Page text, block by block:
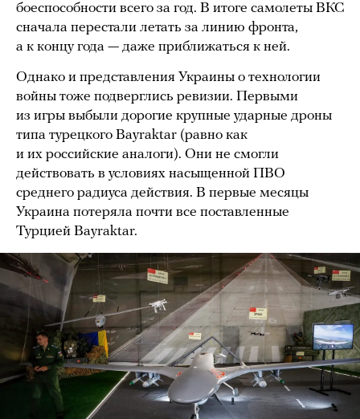
боеспособности всего за год. В итоге самолеты ВКС
сначала перестали летать за линию фронта,
а к концу года — даже приближаться к ней.
Однако и представления Украины о технологии
войны тоже подверглись ревизии. Первыми
из игры выбыли дорогие крупные ударные дроны
типа турецкого Bayraktar (равно как
и их российские аналоги). Они не смогли
действовать в условиях насыщенной ПВО
среднего радиуса действия. В первые месяцы
Украина потеряла почти все поставленные
Турцией Bayraktar.